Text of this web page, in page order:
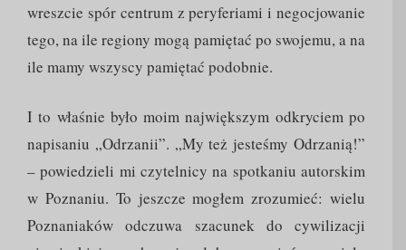
wreszcie spór centrum z peryferiami i negocjowanie
tego, na ile regiony mogą pamiętać po swojemu, a na
ile mamy wszyscy pamiętać podobnie.
I to właśnie było moim największym odkryciem po
napisaniu „Odrzanii”. „My też jesteśmy Odrzanią!”
– powiedzieli mi czytelnicy na spotkaniu autorskim
w Poznaniu. To jeszcze mogłem zrozumieć: wielu
Poznaniaków odczuwa szacunek do cywilizacji